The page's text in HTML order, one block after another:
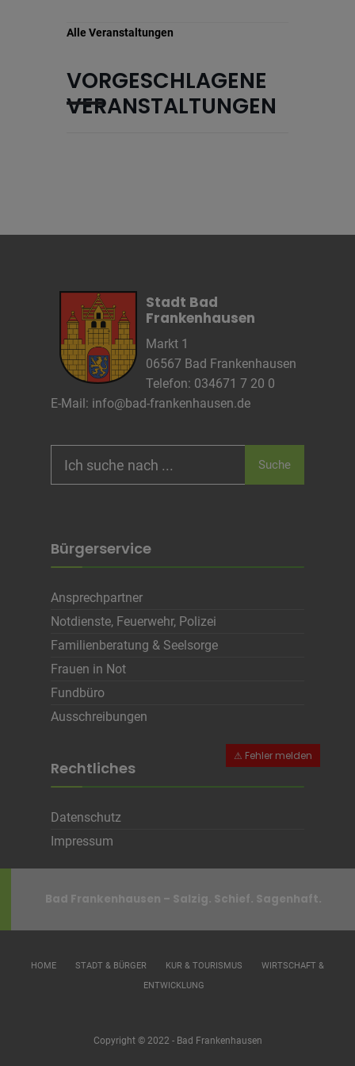
Alle Veranstaltungen
VORGESCHLAGENE
VERANSTALTUNGEN
Stadt Bad
Frankenhausen
Markt 1
06567 Bad Frankenhausen
Telefon: 034671 7 20 0
E-Mail: info@bad-frankenhausen.de
for:
Suche
Bürgerservice
Ansprechpartner
Notdienste, Feuerwehr, Polizei
Familienberatung & Seelsorge
Frauen in Not
Fundbüro
Ausschreibungen
Rechtliches
Datenschutz
Impressum
Bad Frankenhausen – Salzig. Schief. Sagenhaft.
HOME STADT & BÜRGER KUR & TOURISMUS
WIRTSCHAFT &
ENTWICKLUNG
Copyright © 2022 - Bad Frankenhausen
Infos schließen